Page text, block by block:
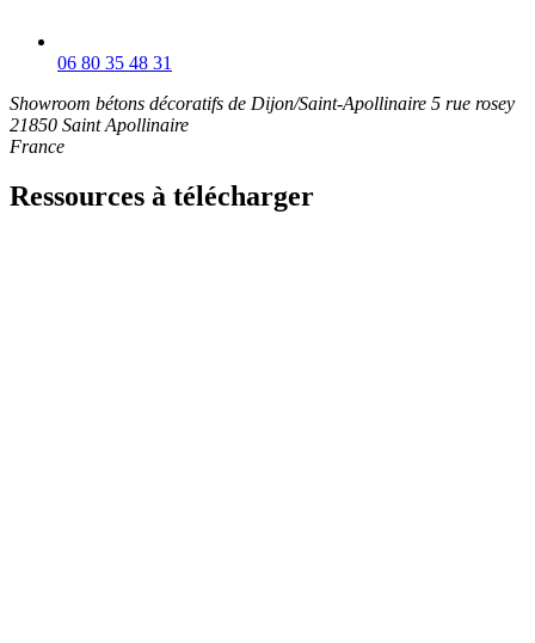
06 80 35 48 31
Showroom bétons décoratifs de Dijon/Saint-Apollinaire 5 rue rosey
21850 Saint Apollinaire
France
Ressources à télécharger